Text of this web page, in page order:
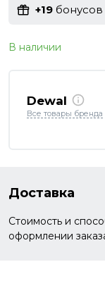
+19 бонусов
В наличии
Dewal
Все товары бренда
Доставка
Стоимость и
оформлении